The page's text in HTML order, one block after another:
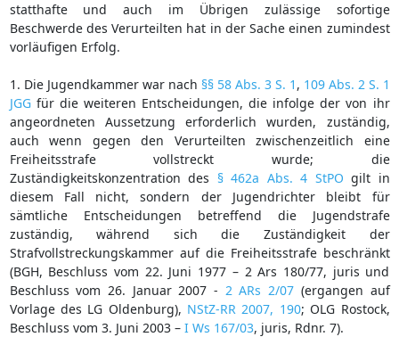
statthafte und auch im Übrigen zulässige sofortige
Beschwerde des Verurteilten hat in der Sache einen zumindest
vorläufigen Erfolg.
1. Die Jugendkammer war nach §§ 58 Abs. 3 S. 1 , 109 Abs. 2 S. 1
JGGfür die weiteren Entscheidungen, die infolge der von ihr
angeordneten Aussetzung erforderlich wurden, zuständig,
auch wenn gegen den Verurteilten zwischenzeitlich eine
Freiheitsstrafe vollstreckt wurde; die
Zuständigkeitskonzentration des § 462a Abs. 4 StPO gilt in
diesem Fall nicht, sondern der Jugendrichter bleibt für
sämtliche Entscheidungen betreffend die Jugendstrafe
zuständig, während sich die Zuständigkeit der
Strafvollstreckungskammer auf die Freiheitsstrafe beschränkt
(BGH, Beschluss vom 22. Juni 1977 – 2 Ars 180/77, juris und
Beschluss vom 26. Januar 2007 - 2 ARs 2/07 (ergangen auf
Vorlage des LG Oldenburg), NStZ-RR 2007, 190; OLG Rostock,
Beschluss vom 3. Juni 2003 – I Ws 167/03, juris, Rdnr. 7).